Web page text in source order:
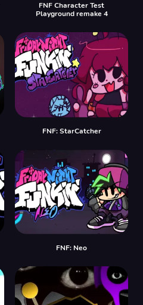
FNF Character Test
Playground remake 4
FNF: StarCatcher
FNF: Neo